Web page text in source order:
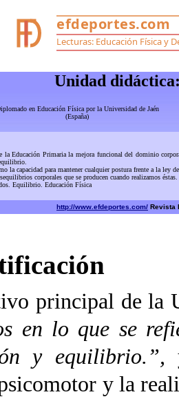
Unidad
en Educación Física por la Universidad de Jaén
(España)
Primaria la mejora funcional del dominio corporal
para mantener cualquier postura frente a la ley de
corporales que se producen cuando realizamos
Equilibrio. Educación Física
http://www.efdeportes.com/ Revista
principal de la
en lo que se
y equilibrio.”,
y la